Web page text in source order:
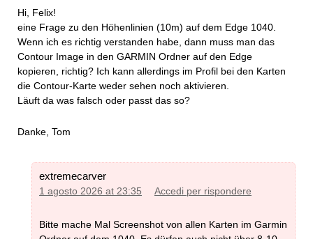
Hi, Felix!
eine Frage zu den Höhenlinien (10m) auf dem Edge 1040.
Wenn ich es richtig verstanden habe, dann muss man das
Contour Image in den GARMIN Ordner auf den Edge
kopieren, richtig? Ich kann allerdings im Profil bei den Karten
die Contour-Karte weder sehen noch aktivieren.
Läuft da was falsch oder passt das so?
Danke, Tom
extremecarver
1 agosto 2026 at 23:35 Accedi per rispondere
Bitte mache Mal Screenshot von allen Karten im Garmin